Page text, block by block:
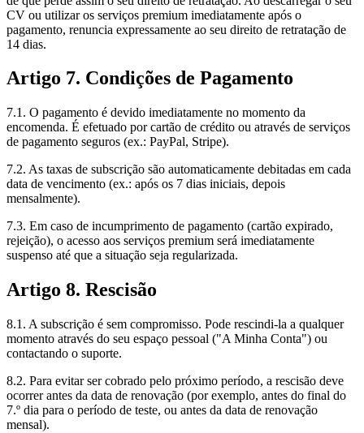
CV ou utilizar os serviços premium imediatamente após o
pagamento, renuncia expressamente ao seu direito de retratação de
14 dias.
Artigo 7. Condições de Pagamento
7.1. O pagamento é devido imediatamente no momento da
encomenda. É efetuado por cartão de crédito ou através de serviços
de pagamento seguros (ex.: PayPal, Stripe).
7.2. As taxas de subscrição são automaticamente debitadas em cada
data de vencimento (ex.: após os 7 dias iniciais, depois
mensalmente).
7.3. Em caso de incumprimento de pagamento (cartão expirado,
rejeição), o acesso aos serviços premium será imediatamente
suspenso até que a situação seja regularizada.
Artigo 8. Rescisão
8.1. A subscrição é sem compromisso. Pode rescindi-la a qualquer
momento através do seu espaço pessoal ("A Minha Conta") ou
contactando o suporte.
8.2. Para evitar ser cobrado pelo próximo período, a rescisão deve
ocorrer antes da data de renovação (por exemplo, antes do final do
7.º dia para o período de teste, ou antes da data de renovação
mensal).